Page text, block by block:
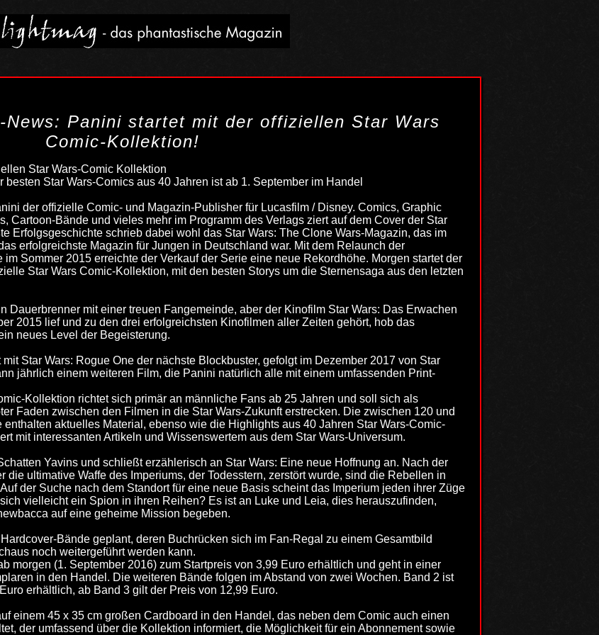
News: Panini startet mit der offiziellen Star Wars
Comic-Kollektion!
Star Wars-Comic Kollektion
besten Star Wars-Comics aus 40 Jahren ist ab 1. September im Handel
der offizielle Comic- und Magazin-Publisher für Lucasfilm / Disney. Comics, Graphic
Cartoon-Bände und vieles mehr im Programm des Verlags ziert auf dem Cover der Star
Erfolgsgeschichte schrieb dabei wohl das Star Wars: The Clone Wars-Magazin, das im
erfolgreichste Magazin für Jungen in Deutschland war. Mit dem Relaunch der
Sommer 2015 erreichte der Verkauf der Serie eine neue Rekordhöhe. Morgen startet der
Star Wars Comic-Kollektion, mit den besten Storys um die Sternensaga aus den letzten
Dauerbrenner mit einer treuen Fangemeinde, aber der Kinofilm Star Wars: Das Erwachen
2015 lief und zu den drei erfolgreichsten Kinofilmen aller Zeiten gehört, hob das
neues Level der Begeisterung.
mit Star Wars: Rogue One der nächste Blockbuster, gefolgt im Dezember 2017 von Star
jährlich einem weiteren Film, die Panini natürlich alle mit einem umfassenden Print-
Kollektion richtet sich primär an männliche Fans ab 25 Jahren und soll sich als
Faden zwischen den Filmen in die Star Wars-Zukunft erstrecken. Die zwischen 120 und
enthalten aktuelles Material, ebenso wie die Highlights aus 40 Jahren Star Wars-Comic-
mit interessanten Artikeln und Wissenswertem aus dem Star Wars-Universum.
Yavins und schließt erzählerisch an Star Wars: Eine neue Hoffnung an. Nach der
die ultimative Waffe des Imperiums, der Todesstern, zerstört wurde, sind die Rebellen in
der Suche nach dem Standort für eine neue Basis scheint das Imperium jeden ihrer Züge
vielleicht ein Spion in ihren Reihen? Es ist an Luke und Leia, dies herauszufinden,
auf eine geheime Mission begeben.
Bände geplant, deren Buchrücken sich im Fan-Regal zu einem Gesamtbild
noch weitergeführt werden kann.
morgen (1. September 2016) zum Startpreis von 3,99 Euro erhältlich und geht in einer
in den Handel. Die weiteren Bände folgen im Abstand von zwei Wochen. Band 2 ist
erhältlich, ab Band 3 gilt der Preis von 12,99 Euro.
einem 45 x 35 cm großen Cardboard in den Handel, das neben dem Comic auch einen
der umfassend über die Kollektion informiert, die Möglichkeit für ein Abonnement sowie